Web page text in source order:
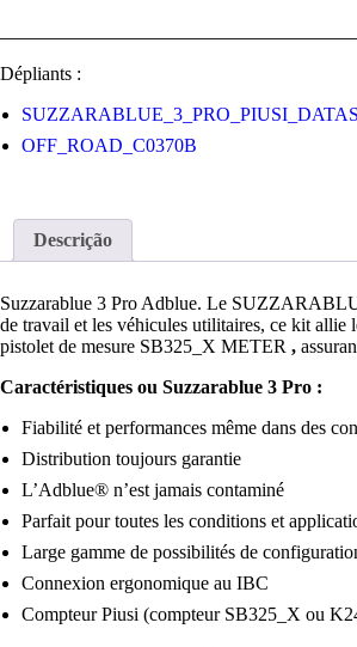
Dépliants :
OFF_ROAD_C0370B
Descrição
Suzzarablue 3 Pro Adblue. Le
de travail et les véhicules utilitaires, ce kit
pistolet de mesure SB325_X METER ,
Caractéristiques ou Suzzarablue 3 Pro :
Fiabilité et performances même dans des
Distribution toujours garantie
L’Adblue® n’est jamais contaminé
Parfait pour toutes les conditions et
Large gamme de possibilités de
Connexion ergonomique au IBC
Compteur Piusi (compteur SB325_X ou